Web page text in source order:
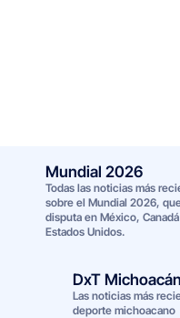
Mundial 2026
Todas las noticias más
sobre el Mundial 2026,
disputa en México,
Estados Unidos.
DxT Michoacán
Las noticias más
deporte michoacano